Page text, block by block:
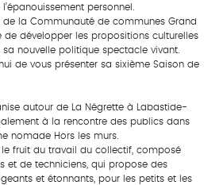
personnel.
de la Communauté de communes Grand
de développer les propositions culturelles
nouvelle politique spectacle vivant.
de vous présenter sa sixième Saison de
autour de La Négrette à Labastide-
à la rencontre des publics dans
nomade Hors les murs.
fruit du travail du collectif, composé
et de techniciens, qui propose des
et étonnants, pour les petits et les